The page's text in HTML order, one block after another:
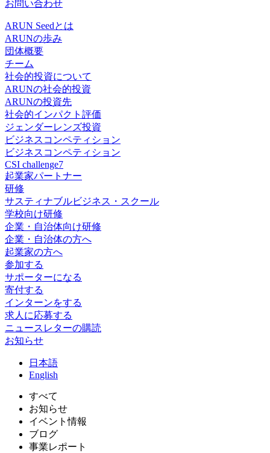
お問い合わせ
ARUN Seedとは
ARUNの歩み
団体概要
チーム
社会的投資について
ARUNの社会的投資
ARUNの投資先
社会的インパクト評価
ジェンダーレンズ投資
ビジネスコンペティション
ビジネスコンペティション
CSI challenge7
起業家パートナー
研修
サスティナブルビジネス・スクール
学校向け研修
企業・自治体向け研修
企業・自治体の方へ
起業家の方へ
参加する
サポーターになる
寄付する
インターンをする
求人に応募する
ニュースレターの購読
お知らせ
日 本語
English
すべて
お知らせ
イベント情報
ブログ
事業レポート